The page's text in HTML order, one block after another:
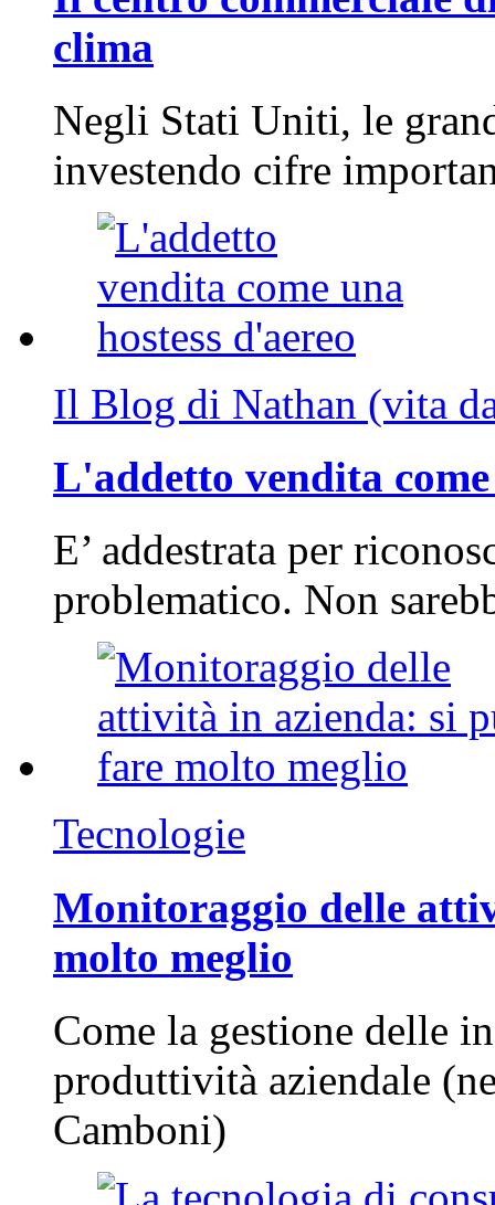
clima
Negli Stati Uniti, le
investendo cifre
Il Blog di Nathan (vita
L'addetto vendita
E’ addestrata per
problematico. Non
Tecnologie
Monitoraggio delle
molto meglio
Come la gestione delle
produttività aziendale
Camboni)